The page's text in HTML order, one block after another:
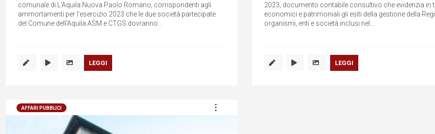
comunale di L'Aquila Nuova Paolo Romano, corrispondenti agli
ammortamenti per l'esercizio 2023 che le due società partecipate
del Comune dell'Aquila ASM e CTGS dovranno...
LEGGI
2023, documento contabile consultivo che evidenzia in
economici e patrimoniali gli esiti della gestione della
organismi, enti e società inclusi nel...
LEGGI
AFFARI PUBBLICI